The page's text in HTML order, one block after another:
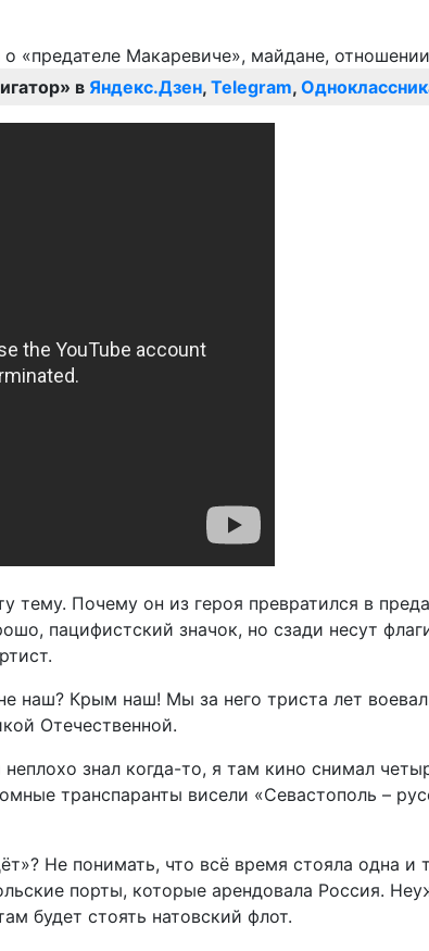
в Яндекс.Дзен, Telegram,
Почему он из героя превратился в
пацифистский значок, но сзади несут
наш? Крым наш! Мы за него триста лет
Отечественной.
знал когда-то, я там кино снимал
транспаранты висели «Севастополь –
Не понимать, что всё время стояла одна
порты, которые арендовала Россия.
будет стоять натовский флот.